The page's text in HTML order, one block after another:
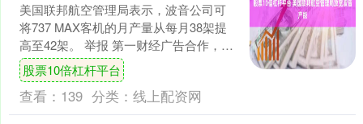
美国联邦航空管理局表示，波音公司可
将737 MAX客机的月产量从每月38架提
高至42架。 举报 第一财经广告合作，请
点击这里此内容为第一财经原创，著作
权归第一财....
股票10倍杠杆平台
查看： 139 分类： 线上配资网